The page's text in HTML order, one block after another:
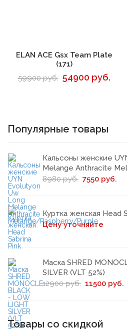
В корзину
ELAN ACE Gsx Team Plate
(171)
59900 руб. 54900 руб.
Популярные товары
Кальсоны женские
Melange Anthracite
8980 руб. 7550 руб.
Куртка женская Head
Цену уточняйте
Маска SHRED
SILVER (VLT 52%)
12900 руб. 11500 руб.
Товары со скидкой